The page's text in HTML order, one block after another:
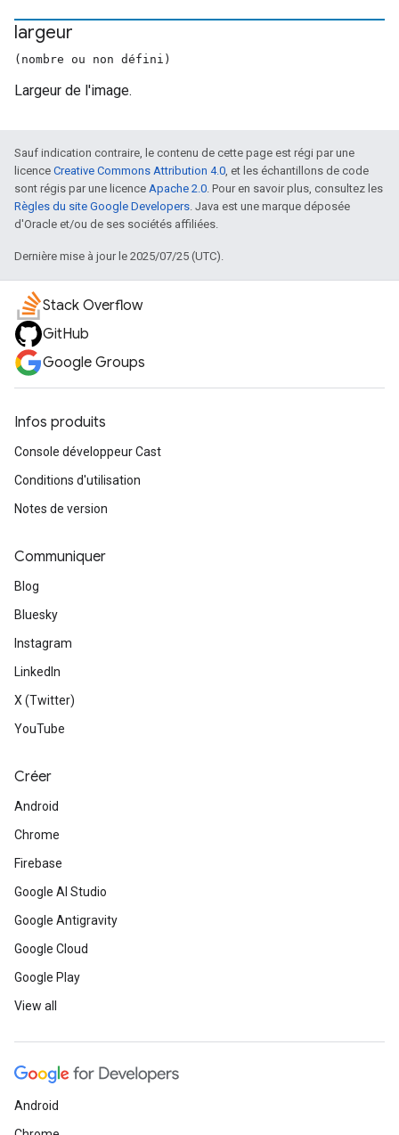
largeur
(nombre ou non défini)
Largeur de l'image.
Sauf indication contraire, le contenu de cette page est régi par une
licence Creative Commons Attribution 4.0, et les échantillons de code
sont régis par une licence Apache 2.0. Pour en savoir plus, consultez les
Règles du site Google Developers. Java est une marque déposée
d'Oracle et/ou de ses sociétés affiliées.
Dernière mise à jour le 2025/07/25 (UTC).
Stack Overflow
GitHub
Google Groups
Infos produits
Console développeur Cast
Conditions d'utilisation
Notes de version
Communiquer
Blog
Bluesky
Instagram
LinkedIn
X (Twitter)
YouTube
Créer
Android
Chrome
Firebase
Google AI Studio
Google Antigravity
Google Cloud
Google Play
View all
Android